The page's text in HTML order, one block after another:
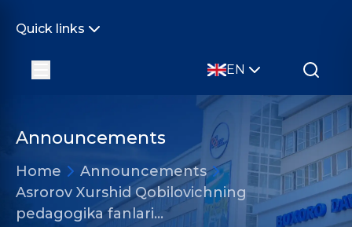
Quick links
EN
Announcements
Home
Announcements
Asrorov Xurshid Qobilovichning
pedagogika fanlari…